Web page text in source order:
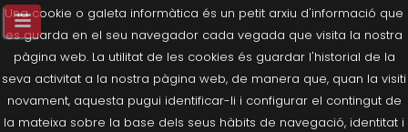
Una cookie o galeta informàtica és un petit arxiu d'informació que
es guarda en el seu navegador cada vegada que visita la nostra
pàgina web. La utilitat de les cookies és guardar l'historial de la
seva activitat a la nostra pàgina web, de manera que, quan la visiti
novament, aquesta pugui identificar-li i configurar el contingut de
la mateixa sobre la base dels seus hàbits de navegació, identitat i